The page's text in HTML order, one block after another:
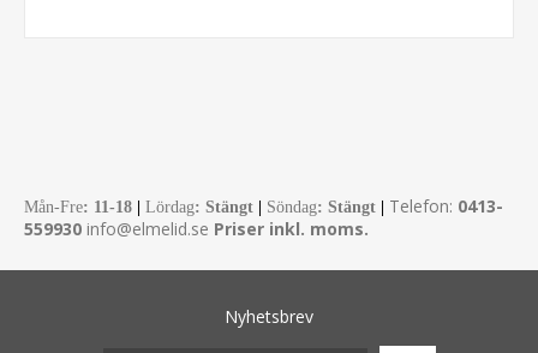
Mån-Fre: 11-18 Lördag: Stängt Söndag: Stängt Telefon: 0413-
559930 info@elmelid.se Priser inkl. moms.
Nyhetsbrev